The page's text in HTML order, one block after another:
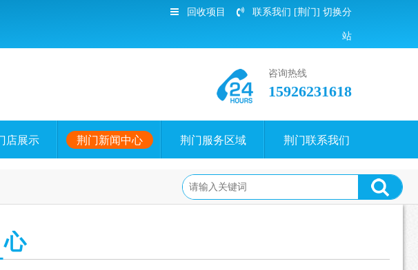
回收项目 联系我们 [荆门] 切换分
站
咨询热线
15926231618
店展示 荆门新闻中心 荆门服务区域 荆门联系我们